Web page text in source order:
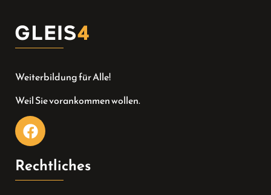
Weiterbildung für Alle!
Weil Sie vorankommen wollen.
Rechtliches